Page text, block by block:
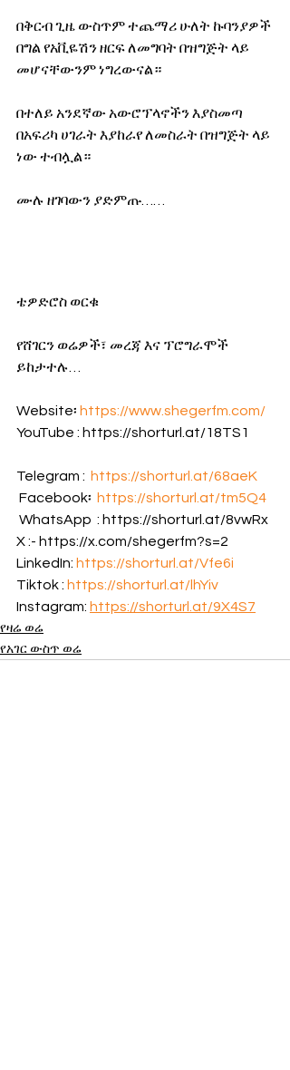
በቅርብ ጊዜ ውስጥም ተጨማሪ ሁለት ኩባንያዎች
በግል የአቪዬሽን ዘርፍ ለመግባት በዝግጅት ላይ
መሆናቸውንም ነግረውናል።
በተለይ አንደኛው አውሮፕላኖችን እያስመጣ
በአፍሪካ ሀገራት እያከራየ ለመስራት በዝግጅት ላይ
ነው ተብሏል።
ሙሉ ዘገባውን ያድምጡ……
ቴዎድሮስ ወርቁ
የሸገርን ወሬዎች፣ መረጃ እና ፕሮግራሞች
ይከታተሉ…
Website፡ https://www.shegerfm.com/
YouTube : https://shorturl.at/18TS1
Telegram : https://shorturl.at/68aeK
Facebook፡ https://shorturl.at/tm5Q4
WhatsApp  : https://shorturl.at/8vwRx
X :- https://x.com/shegerfm?s=2
LinkedIn: https://shorturl.at/Vfe6i
Tiktok : https://shorturl.at/lhYiv
Instagram: https://shorturl.at/9X4S7
የዛሬ ወሬ
የአገር ውስጥ ወሬ